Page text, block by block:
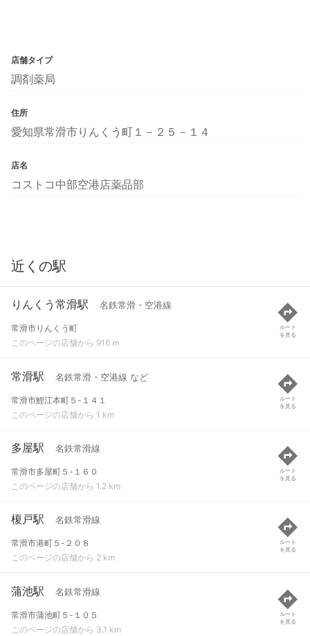
店舗タイプ
調剤薬局
住所
愛知県常滑市りんくう町１－２５－１４
店名
コストコ中部空港店薬品部
近くの駅
りんくう常滑駅 名鉄常滑・空港線
常滑市りんくう町
このページの店舗から 916 m
ルート
を見る
常滑駅 名鉄常滑・空港線 など
常滑市鯉江本町５-１４１
このページの店舗から 1 km
ルート
を見る
多屋駅 名鉄常滑線
常滑市多屋町５-１６０
このページの店舗から 1.2 km
ルート
を見る
榎戸駅 名鉄常滑線
常滑市港町５-２０８
このページの店舗から 2 km
ルート
を見る
蒲池駅 名鉄常滑線
常滑市蒲池町５-１０５
このページの店舗から 3.1 km
ルート
を見る